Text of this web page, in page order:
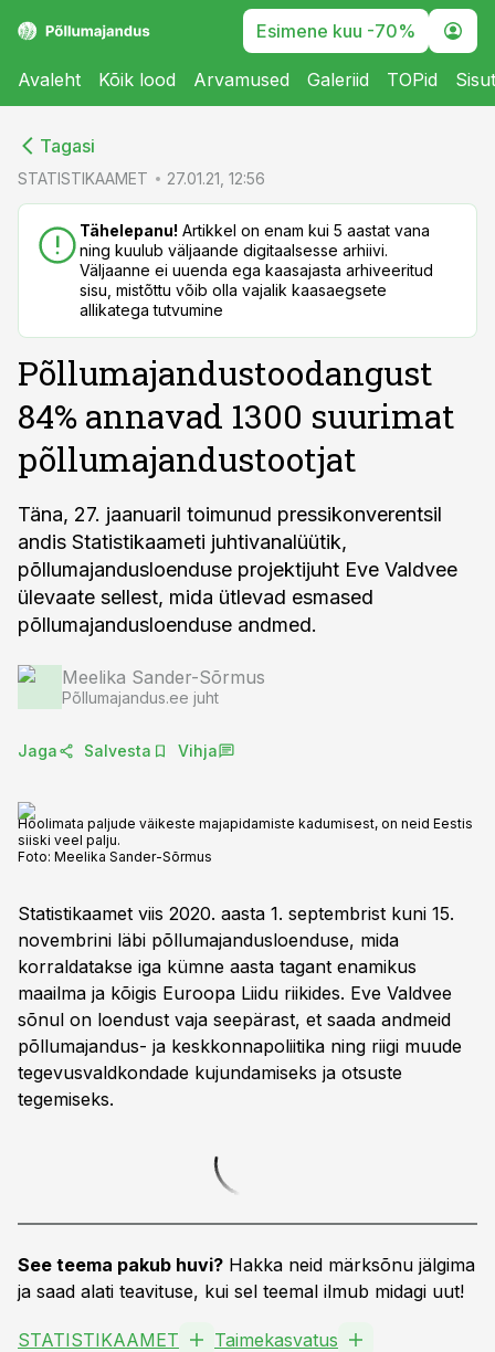
Esimene kuu -70%
Avaleht Kõik lood Arvamused Galeriid TOPid
Tagasi
STATISTIKAAMET 27.01.21, 12:56
Tähelepanu! Artikkel on enam kui 5 aastat vana
ning kuulub väljaande digitaalsesse arhiivi.
Väljaanne ei uuenda ega kaasajasta arhiveeritud
sisu, mistõttu võib olla vajalik kaasaegsete
allikatega tutvumine
Põllumajandustoodangust
84% annavad 1300 suurimat
põllumajandustootjat
Täna, 27. jaanuaril toimunud pressikonverentsil
andis Statistikaameti juhtivanalüütik,
põllumajandusloenduse projektijuht Eve Valdvee
ülevaate sellest, mida ütlevad esmased
põllumajandusloenduse andmed.
Meelika Sander-Sõrmus
Põllumajandus.ee juht
Jaga Salvesta Vihja
Hoolimata paljude väikeste majapidamiste kadumisest, on neid Eestis
siiski veel palju.
Foto: Meelika Sander-Sõrmus
Statistikaamet viis 2020. aasta 1. septembrist kuni 15.
novembrini läbi põllumajandusloenduse, mida
korraldatakse iga kümne aasta tagant enamikus
maailma ja kõigis Euroopa Liidu riikides. Eve Valdvee
sõnul on loendust vaja seepärast, et saada andmeid
põllumajandus- ja keskkonnapoliitika ning riigi muude
tegevusvaldkondade kujundamiseks ja otsuste
tegemiseks.
See teema pakub huvi? Hakka neid märksõnu jälgima
ja saad alati teavituse, kui sel teemal ilmub midagi uut!
STATISTIKAAMET
Taimekasvatus